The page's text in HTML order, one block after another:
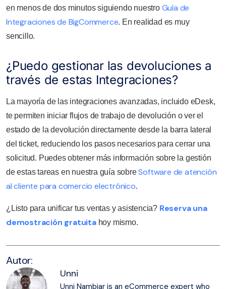
en menos de dos minutos siguiendo nuestro Guía de
Integraciones de BigCommerce. En realidad es muy
sencillo.
¿Puedo gestionar las devoluciones a
través de estas Integraciones?
La mayoría de las integraciones avanzadas, incluido eDesk,
te permiten iniciar flujos de trabajo de devolución o ver el
estado de la devolución directamente desde la barra lateral
del ticket, reduciendo los pasos necesarios para cerrar una
solicitud. Puedes obtener más información sobre la gestión
de estas tareas en nuestra guía sobreSoftware de atención
al cliente para comercio electrónico.
¿Listo para unificar tus ventas y asistencia? Reserva una
demostración gratuitahoy mismo.
Autor:
Unni
Unni Nambiar is an eCommerce expert who